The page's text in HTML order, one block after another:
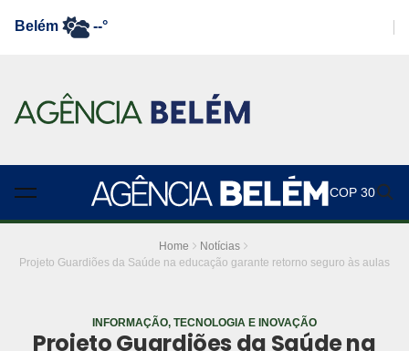
Belém --°
COP 30
Home
Notícias
Projeto Guardiões da Saúde na educação garante retorno seguro às aulas
INFORMAÇÃO, TECNOLOGIA E INOVAÇÃO
Projeto Guardiões da Saúde na